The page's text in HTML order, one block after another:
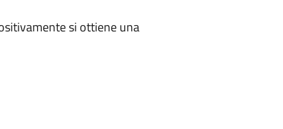
si ottiene una